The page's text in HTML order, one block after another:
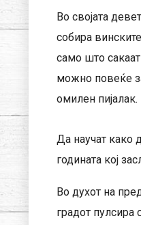
Во својата
собира
само што
можно повеќе
омилен пијалак.
Да научат како
годината кој
Во духот на
градот пулсира